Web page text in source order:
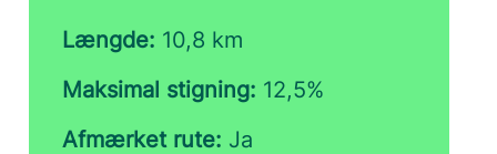
Længde: 10,8 km
Maksimal stigning: 12,5%
Afmærket rute: Ja